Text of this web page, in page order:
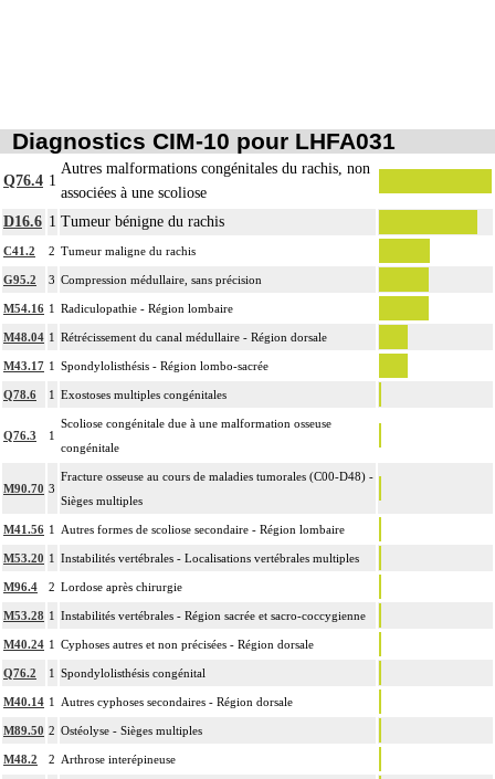
Diagnostics CIM-10 pour LHFA031
Q76.4 1
Autres malformations congénitales du rachis, non
associées à une scoliose
D16.6 1 Tumeur bénigne du rachis
C41.2 2 Tumeur maligne du rachis
G95.2 3 Compression médullaire, sans précision
M54.16 1 Radiculopathie - Région lombaire
M48.04 1 Rétrécissement du canal médullaire - Région dorsale
M43.17 1 Spondylolisthésis - Région lombo-sacrée
Q78.6 1 Exostoses multiples congénitales
Q76.3 1
Scoliose congénitale due à une malformation osseuse
congénitale
M90.70 3
Fracture osseuse au cours de maladies tumorales (C00-D48) -
Sièges multiples
M41.56 1 Autres formes de scoliose secondaire - Région lombaire
M53.20 1 Instabilités vertébrales - Localisations vertébrales multiples
M96.4 2 Lordose après chirurgie
M53.28 1 Instabilités vertébrales - Région sacrée et sacro-coccygienne
M40.24 1 Cyphoses autres et non précisées - Région dorsale
Q76.2 1 Spondylolisthésis congénital
M40.14 1 Autres cyphoses secondaires - Région dorsale
M89.50 2 Ostéolyse - Sièges multiples
M48.2 2 Arthrose interépineuse